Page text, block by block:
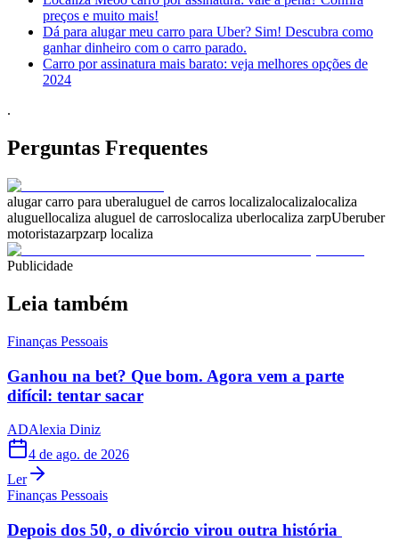
preços e muito mais!
Dá para alugar meu carro para Uber? Sim! Descubra como
ganhar dinheiro com o carro parado.
Carro por assinatura mais barato: veja melhores opções de
2024
.
Perguntas Frequentes
alugar carro para uberaluguel de carros localizalocalizalocaliza
aluguellocaliza aluguel de carroslocaliza uberlocaliza zarpUberuber
motoristazarpzarp localiza
Publicidade
Leia também
Finanças Pessoais
Ganhou na bet? Que bom. Agora vem a parte
difícil: tentar sacar
ADAlexia Diniz
4 de ago. de 2026
Ler
Finanças Pessoais
Depois dos 50, o divórcio virou outra história